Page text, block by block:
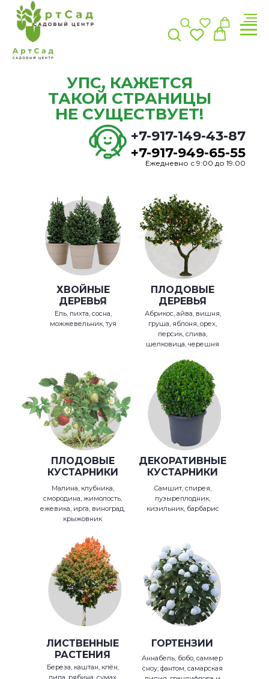
УПС, КАЖЕТСЯ
ТАКОЙ СТРАНИЦЫ
НЕ СУЩЕСТВУЕТ!
+7-917-149-43-87
+7-917-949-65-55
Ежедневно с 9:00 до 19:00
ХВОЙНЫЕ
ДЕРЕВЬЯ
Ель, пихта, сосна,
можжевельник, туя
ПЛОДОВЫЕ
ДЕРЕВЬЯ
Абрикос, айва, вишня,
груша, яблоня, орех,
персик, слива,
шелковица, черешня
ПЛОДОВЫЕ
КУСТАРНИКИ
Малина, клубника,
смородина, жимолость,
ежевика, ирга, виноград,
крыжовник
ДЕКОРАТИВНЫЕ
КУСТАРНИКИ
Самшит, спирея,
пузыреплодник,
кизильник, барбарис
ЛИСТВЕННЫЕ
РАСТЕНИЯ
Береза, каштан, клён,
липа, рябина, сумах
ГОРТЕНЗИИ
Аннабель, бобо, саммер
сноу, фантом, самарская